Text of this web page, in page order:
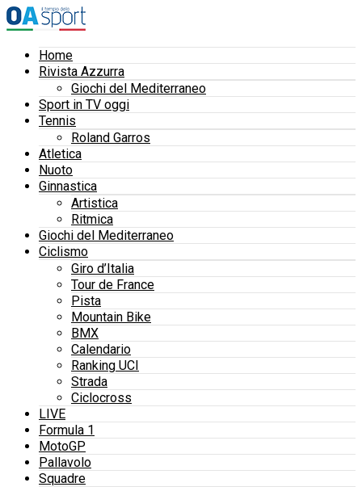
Home
Rivista Azzurra
Giochi del Mediterraneo
Sport in TV oggi
Tennis
Roland Garros
Atletica
Nuoto
Ginnastica
Artistica
Ritmica
Giochi del Mediterraneo
Ciclismo
Giro d’Italia
Tour de France
Pista
Mountain Bike
BMX
Calendario
Ranking UCI
Strada
Ciclocross
LIVE
Formula 1
MotoGP
Pallavolo
Squadre